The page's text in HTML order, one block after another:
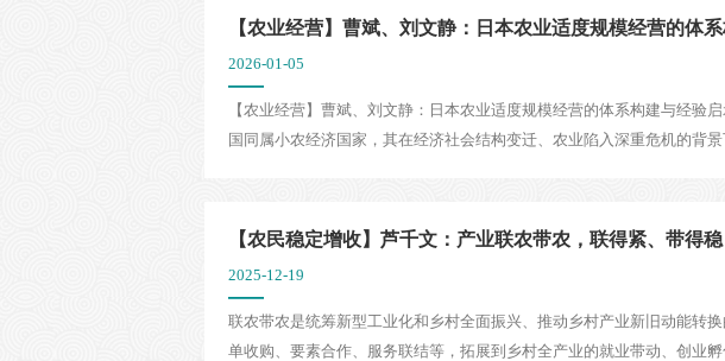
【农业经营】曹斌、刘文静：日本农业适度规模经营的体系
2026-01-05
【农业经营】曹斌、刘文静：日本农业适度规模经营的体系构建与经
国同属小农经济国家，其在经济社会结构变迁、农业陷入深重危机的背
【农民稳定增收】芦千文：产业联农带农，联得紧、带得稳
2025-12-19
联农带农是统筹新型工业化和乡村全面振兴、推动乡村产业新旧动能转
单收购、要素合作、服务联结等，拓展到乡村全产业的就业带动、创业